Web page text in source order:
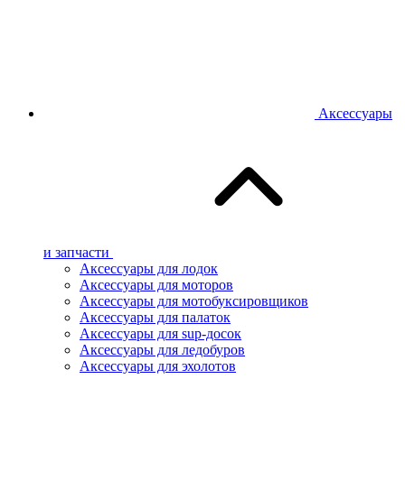
Аксессуары
и запчасти
Аксессуары для лодок
Аксессуары для моторов
Аксессуары для мотобуксировщиков
Аксессуары для палаток
Аксессуары для sup-досок
Аксессуары для ледобуров
Аксессуары для эхолотов